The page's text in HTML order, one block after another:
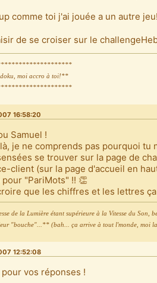
comme toi j'ai jouée a un autre
de se croiser sur le
moi accro à toi!**
16:58:20
Samuel !
je ne comprends pas pourquoi tu
se trouver sur la page de
client (sur la page d'accueil en
pour "PariMots" !! 👏
que les chiffres et les lettres
de la Lumière étant supérieure à la Vitesse du Son,
"bouche"...** (bah... ça arrive à tout l'monde, moi
12:52:08
vos réponses !